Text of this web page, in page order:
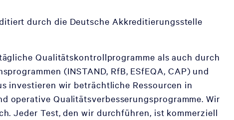
durch die Deutsche Akkreditierungsstelle
Qualitätskontrollprogramme als auch durch
(INSTAND, RfB, ESfEQA, CAP) und
investieren wir beträchtliche Ressourcen in
operative Qualitätsverbesserungsprogramme. Wir
Jeder Test, den wir durchführen, ist kommerziell